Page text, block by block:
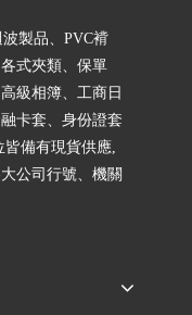
製品、PVC褙
式夾類、保單
級相簿、工商日
卡套、身份證套
備有現貨供應,
公司行號、機關